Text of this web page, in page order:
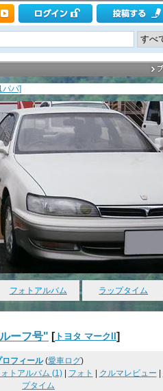
パパ]
フォトアルバム ラップタイム
ーフ号" [ トヨタ マークII ]
ロフィール(愛車ログ)
トアルバム (1)| フォト クルマレビュー
プタイム